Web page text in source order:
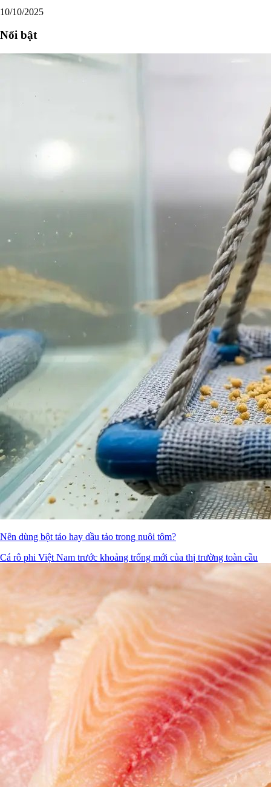
10/10/2025
Nổi bật
Nên dùng bột tảo hay dầu tảo trong nuôi tôm?
Cá rô phi Việt Nam trước khoảng trống mới của thị trường toàn cầu